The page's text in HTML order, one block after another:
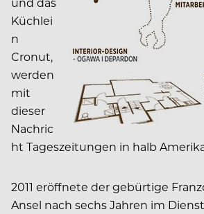
Küchlei
n
Cronut,
werden
mit
dieser
Nachric
ht Tageszeitungen in halb
2011 eröffnete der gebürtige
Ansel nach sechs Jahren im